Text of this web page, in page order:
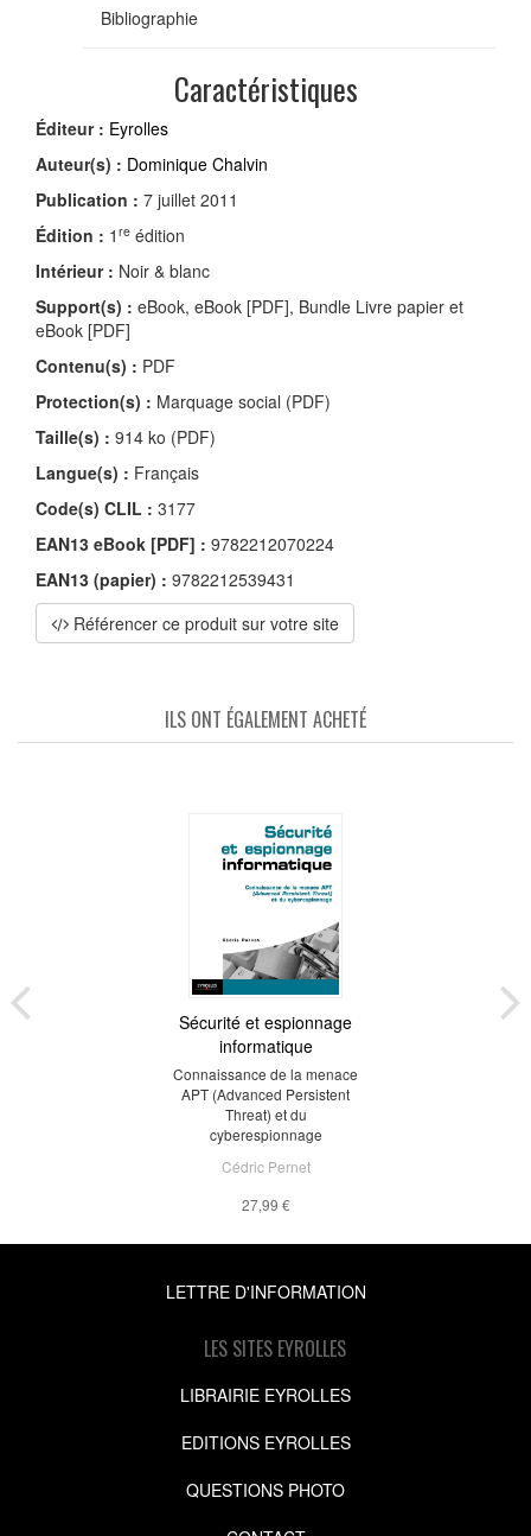
Bibliographie
Caractéristiques
Éditeur : Eyrolles
Auteur(s) : Dominique Chalvin
Publication : 7 juillet 2011
Édition : 1 re édition
Intérieur : Noir & blanc
Support(s) : eBook, eBook [PDF], Bundle Livre papier et
eBook [PDF]
Contenu(s) : PDF
Protection(s) : Marquage social (PDF)
Taille(s) : 914 ko (PDF)
Langue(s) : Français
Code(s) CLIL : 3177
EAN13 eBook [PDF] : 9782212070224
EAN13 (papier) : 9782212539431
Référencer ce produit sur votre site
ILS ONT ÉGALEMENT ACHETÉ
Sécurité et espionnage
informatique
Connaissance de la menace
APT (Advanced Persistent
Threat) et du
cyberespionnage
Cédric Pernet
27,99 €
LETTRE D'INFORMATION
LES SITES EYROLLES
LIBRAIRIE EYROLLES
EDITIONS EYROLLES
QUESTIONS PHOTO